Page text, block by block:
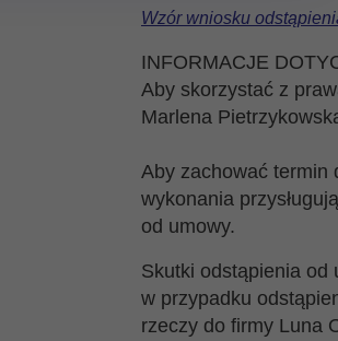
Wzór wniosku
INFORMACJE
Aby skorzystać z
Marlena
Aby zachować termin
wykonania
od umowy.
Skutki odstąpienia od
w przypadku
rzeczy do firmy Luna